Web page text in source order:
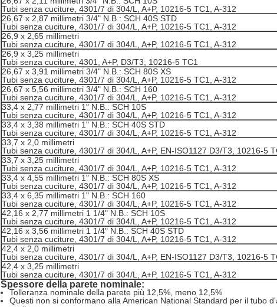
Tubi senza cuciture, 4301/7 di 304/L, A+P, 10216-5 TC1, A-312
26,67 x 2,87 millimetri 3/4" N.B.: SCH 40S STD
Tubi senza cuciture, 4301/7 di 304/L, A+P, 10216-5 TC1, A-312
26,9 x 2,65 millimetri
Tubi senza cuciture, 4301/7 di 304/L, A+P, 10216-5 TC1, A-312
26,9 x 3,25 millimetri
Tubi senza cuciture, 4301, A+P, D3/T3, 10216-5 TC1
26,67 x 3,91 millimetri 3/4" N.B.: SCH 80S XS
Tubi senza cuciture, 4301/7 di 304/L, A+P, 10216-5 TC1, A-312
26,67 x 5,56 millimetri 3/4" N.B.: SCH 160
Tubi senza cuciture, 4301/7 di 304/L, A+P, 10216-5 TC1, A-312
33,4 x 2,77 millimetri 1" N.B.: SCH 10S
Tubi senza cuciture, 4301/7 di 304/L, A+P, 10216-5 TC1, A-312
33,4 x 3,38 millimetri 1" N.B.: SCH 40S STD
Tubi senza cuciture, 4301/7 di 304/L, A+P, 10216-5 TC1, A-312
33,7 x 2,0 millimetri
Tubi senza cuciture, 4301/7 di 304/L, A+P, EN-ISO1127 D3/T3, 10216-5
33,7 x 3,25 millimetri
Tubi senza cuciture, 4301/7 di 304/L, A+P, 10216-5 TC1, A-312
33,4 x 4,55 millimetri 1" N.B.: SCH 80S XS
Tubi senza cuciture, 4301/7 di 304/L, A+P, 10216-5 TC1, A-312
33,4 x 6,35 millimetri 1" N.B.: SCH 160
Tubi senza cuciture, 4301/7 di 304/L, A+P, 10216-5 TC1, A-312
42,16 x 2,77 millimetri 1 1/4" N.B.: SCH 10S
Tubi senza cuciture, 4301/7 di 304/L, A+P, 10216-5 TC1, A-312
42,16 x 3,56 millimetri 1 1/4" N.B.: SCH 40S STD
Tubi senza cuciture, 4301/7 di 304/L, A+P, 10216-5 TC1, A-312
42,4 x 2,0 millimetri
Tubi senza cuciture, 4301/7 di 304/L, A+P, EN-ISO1127 D3/T3, 10216-5
42,4 x 3,25 millimetri
Tubi senza cuciture, 4301/7 di 304/L, A+P, 10216-5 TC1, A-312
Spessore della parete nominale:
Tolleranza nominale della parete più 12,5%, meno 12,5%
Questi non si conformano alla American National Standard per il tubo